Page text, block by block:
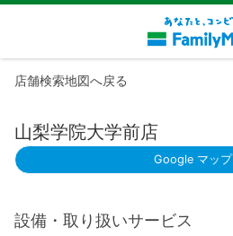
店舗検索地図へ戻る
山梨学院大学前店
Google マップ
設備・取り扱いサービス